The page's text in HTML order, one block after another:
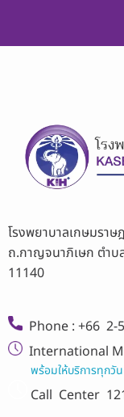
โรงพยาบาลเกษมรา
ถ.กาญจนาภิเษก ตำ
11140
Phone : +66 2-
International
พร้อมให้บริการทุกวั
Call Center